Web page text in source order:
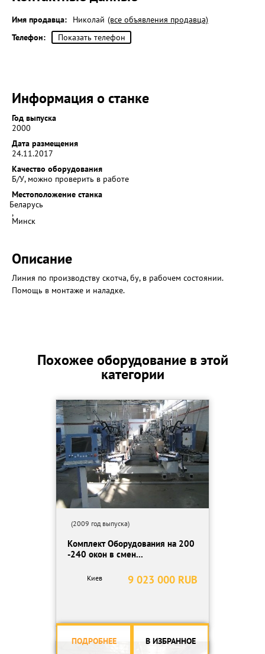
Имя продавца: Николай (все объявления продавца)
Телефон:
Показать телефон
Информация о станке
Год выпуска
2000
Дата размещения
24.11.2017
Качество оборудования
Б/У, можно проверить в работе
Местоположение станка
Беларусь
,
Минск
Описание
Линия по производству скотча, бу, в рабочем состоянии.
Помощь в монтаже и наладке.
Похожее оборудование в этой
категории
(2009 год выпуска)
Комплект Оборудования на 200
-240 окон в смен...
9 023 000 RUB
Киев
ПОДРОБНЕЕ В ИЗБРАННОЕ